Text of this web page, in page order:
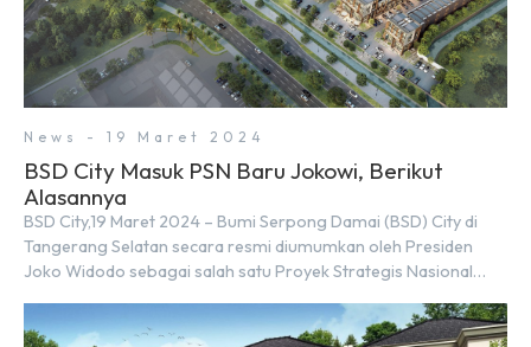
News - 19 Maret 2024
BSD City Masuk PSN Baru Jokowi, Berikut
Alasannya
BSD City,19 Maret 2024 – Bumi Serpong Damai (BSD) City di
Tangerang Selatan secara resmi diumumkan oleh Presiden
Joko Widodo sebagai salah satu Proyek Strategis Nasional
Koordinator Bidang Perekonomian, Airlangga Hartarto, setelah